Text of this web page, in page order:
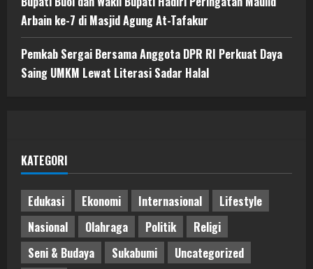
Arbain ke-7 di Masjid Agung At-Tafakur
Pemkab Sergai Bersama Anggota DPR RI Perkuat Daya
Saing UMKM Lewat Literasi Sadar Halal
KATEGORI
Edukasi Ekonomi Internasional
Lifestyle
Nasional
Olahraga Politik
Religi
Seni & Budaya
Sukabumi
Uncategorized